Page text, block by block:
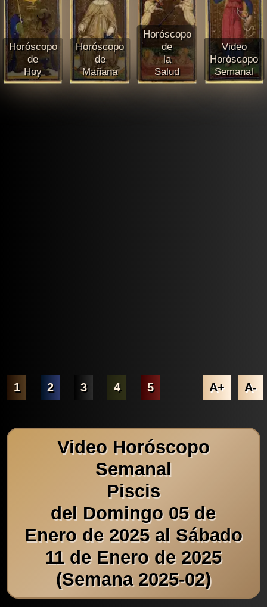
Horóscopo
de
Hoy
Horóscopo
de
Mañana
Horóscopo
de
la
Salud
Video
Horóscopo
Semanal
1 2 3 4 5 A+ A-
Video Horóscopo
Semanal
Piscis
del Domingo 05 de
Enero de 2025 al Sábado
11 de Enero de 2025
(Semana 2025-02)